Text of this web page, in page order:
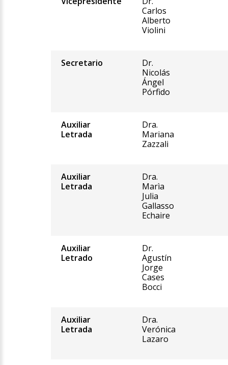
Carlos
Alberto
Violini
Secretario
Dr.
Nicolás
Ángel
Pórfido
Auxiliar
Letrada
Dra.
Mariana
Zazzali
Auxiliar
Letrada
Dra.
Marìa
Julia
Gallasso
Echaire
Auxiliar
Letrado
Dr.
Agustín
Jorge
Cases
Bocci
Auxiliar
Letrada
Dra.
Verónica
Lazaro